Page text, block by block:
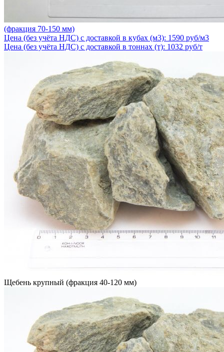
(фракция 70-150 мм)
Цена (без учёта НДС) с доставкой в кубах (м3): 1590 руб/м3
Цена (без учёта НДС) с доставкой в тоннах (т): 1032 руб/т
Щебень крупный (фракция 40-120 мм)